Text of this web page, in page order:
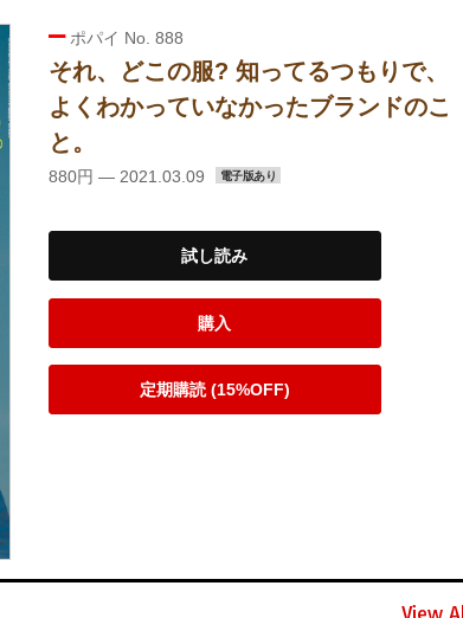
ポパイ No. 888
それ、どこの服? 知ってるつもりで、
よくわかっていなかったブランドのこ
と。
880円 — 2021.03.09 電子版あり
試し読み
購入
定期購読 (15%OFF)